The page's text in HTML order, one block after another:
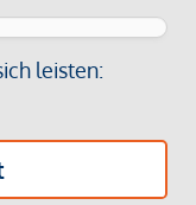
leisten: